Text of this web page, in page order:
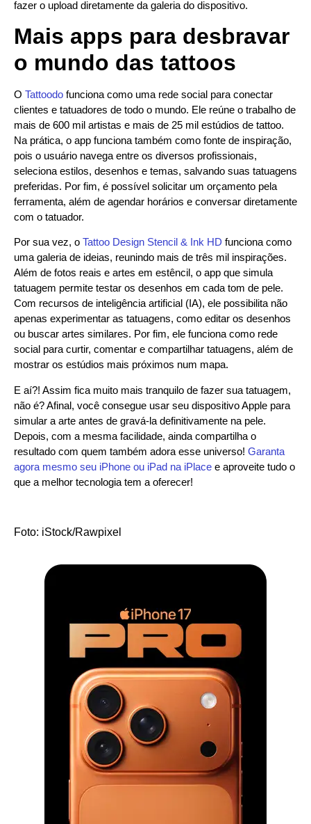
fazer o upload diretamente da galeria do dispositivo.
Mais apps para desbravar
o mundo das tattoos
O Tattoodo funciona como uma rede social para conectar
clientes e tatuadores de todo o mundo. Ele reúne o trabalho de
mais de 600 mil artistas e mais de 25 mil estúdios de tattoo.
Na prática, o app funciona também como fonte de inspiração,
pois o usuário navega entre os diversos profissionais,
seleciona estilos, desenhos e temas, salvando suas tatuagens
preferidas. Por fim, é possível solicitar um orçamento pela
ferramenta, além de agendar horários e conversar diretamente
com o tatuador.
Por sua vez, o Tattoo Design Stencil & Ink HD funciona como
uma galeria de ideias, reunindo mais de três mil inspirações.
Além de fotos reais e artes em estêncil, o app que simula
tatuagem permite testar os desenhos em cada tom de pele.
Com recursos de inteligência artificial (IA), ele possibilita não
apenas experimentar as tatuagens, como editar os desenhos
ou buscar artes similares. Por fim, ele funciona como rede
social para curtir, comentar e compartilhar tatuagens, além de
mostrar os estúdios mais próximos num mapa.
E aí?! Assim fica muito mais tranquilo de fazer sua tatuagem,
não é? Afinal, você consegue usar seu dispositivo Apple para
simular a arte antes de gravá-la definitivamente na pele.
Depois, com a mesma facilidade, ainda compartilha o
resultado com quem também adora esse universo! Garanta
agora mesmo seu iPhone ou iPad na iPlace e aproveite tudo o
que a melhor tecnologia tem a oferecer!
Foto: iStock/Rawpixel